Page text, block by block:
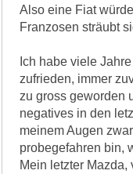
Also eine Fiat
Franzosen sträubt
Ich habe viele
zufrieden, immer
zu gross geworden
negatives in den
meinem Augen
probegefahren bin,
Mein letzter Mazda,